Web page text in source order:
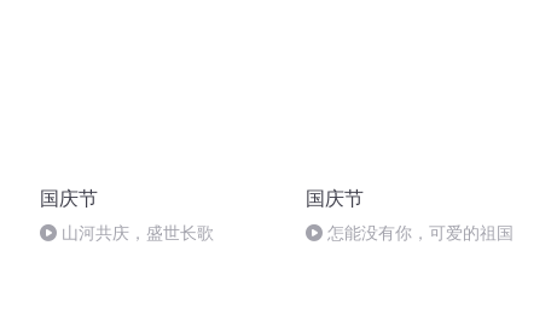
国庆节
山河共庆，盛世长歌
国庆节
怎能没有你，可爱的祖国